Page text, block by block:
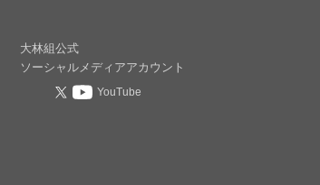
大林組公式
ソーシャルメディアアカウント
YouTube